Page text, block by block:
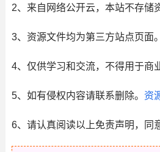
2、来自网络公开云，本站不存储
3、资源文件均为第三方站点页面。
4、仅供学习和交流，不得用于商
5、如有侵权内容请联系删除。 资
6、请认真阅读以上免责声明，同